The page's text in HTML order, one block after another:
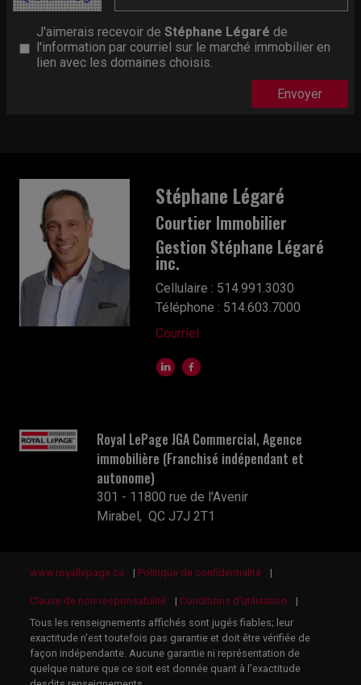
J'aimerais recevoir de Stéphane Légaré de
l'information par courriel sur le marché immobilier en
lien avec les domaines choisis.
Stéphane Légaré
Courtier Immobilier
Gestion Stéphane Légaré
inc.
Cellulaire : 514.991.3030
Téléphone : 514.603.7000
Courriel
Royal LePage JGA Commercial, Agence
immobilière (Franchisé indépendant et
autonome)
301 - 11800 rue de l'Avenir
Mirabel, QC J7J 2T1
www.royallepage.ca | Politique de confidentialité |
Clause de non-responsabilité | Conditions d'utilisation
|
Tous les renseignements affichés sont jugés fiables; leur
exactitude n'est toutefois pas garantie et doit être vérifiée de
façon indépendante. Aucune garantie ni représentation de
quelque nature que ce soit est donnée quant à l'exactitude